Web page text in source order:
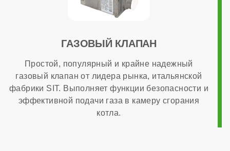
7 лет
ГАЗОВЫЙ КЛАПАН
Простой, популярный и крайне надежный
газовый клапан от лидера рынка, итальянской
фабрики SIT. Выполняет функции безопасности и
эффективной подачи газа в камеру сгорания
котла.